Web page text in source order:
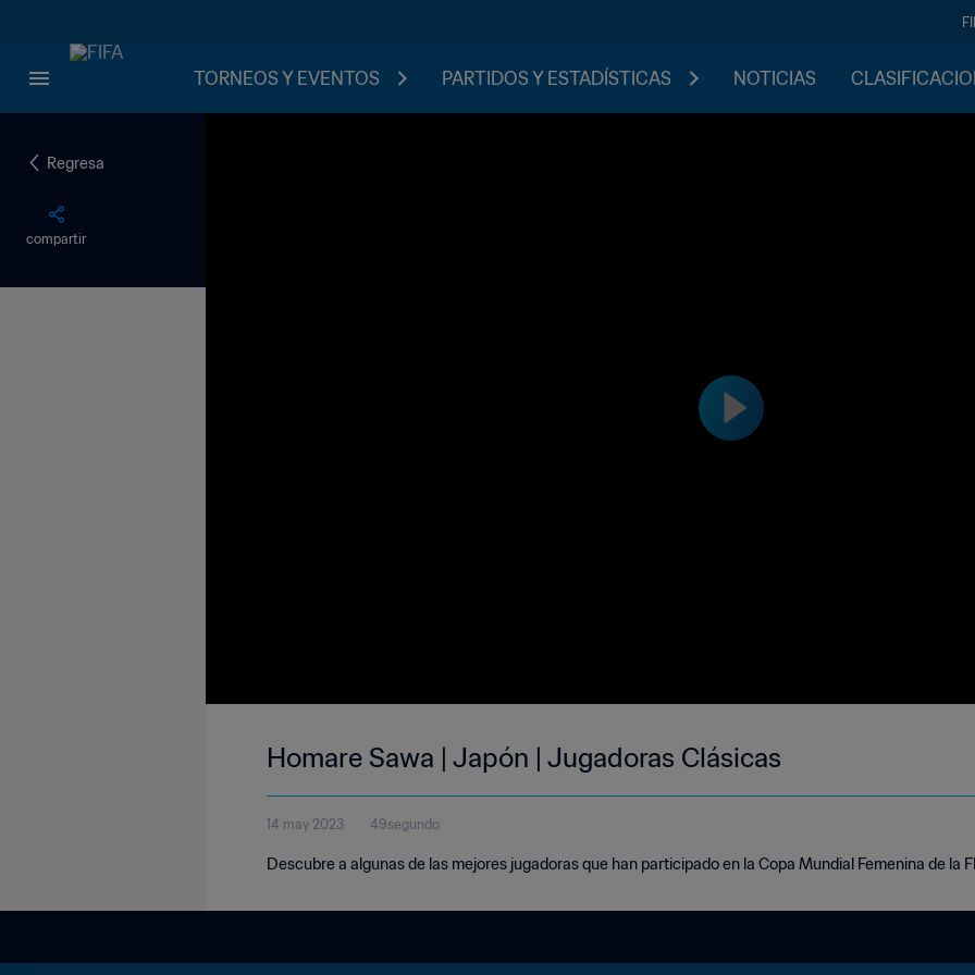
TORNEOS Y EVENTOS PARTIDOS Y ESTADÍSTICAS NOTICIAS
Regresa
compartir
Homare Sawa | Japón | Jugadoras Clásicas
14 may 2023 49segundo
Descubre a algunas de las mejores jugadoras que han participado en la Copa Mundial Femenina de la